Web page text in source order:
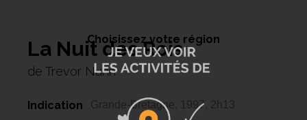
La Nuit des Rois
de Trevor Nunn
Indication Grande-Bretagne, 1997, 2h13
Choisissez votre région